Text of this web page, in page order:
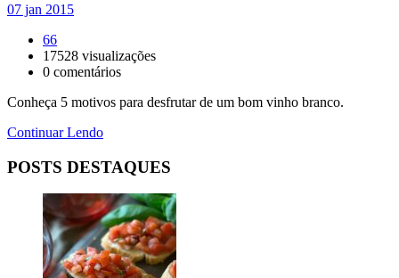
07 jan 2015
66
17528 visualizações
0 comentários
Conheça 5 motivos para desfrutar de um bom vinho branco.
Continuar Lendo
POSTS DESTAQUES